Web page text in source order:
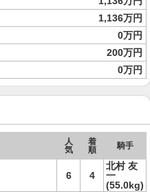
1,136万円
0万円
200万円
0万円
人
気
着
順
騎手
6 4
北村 友
一
(55.0kg)